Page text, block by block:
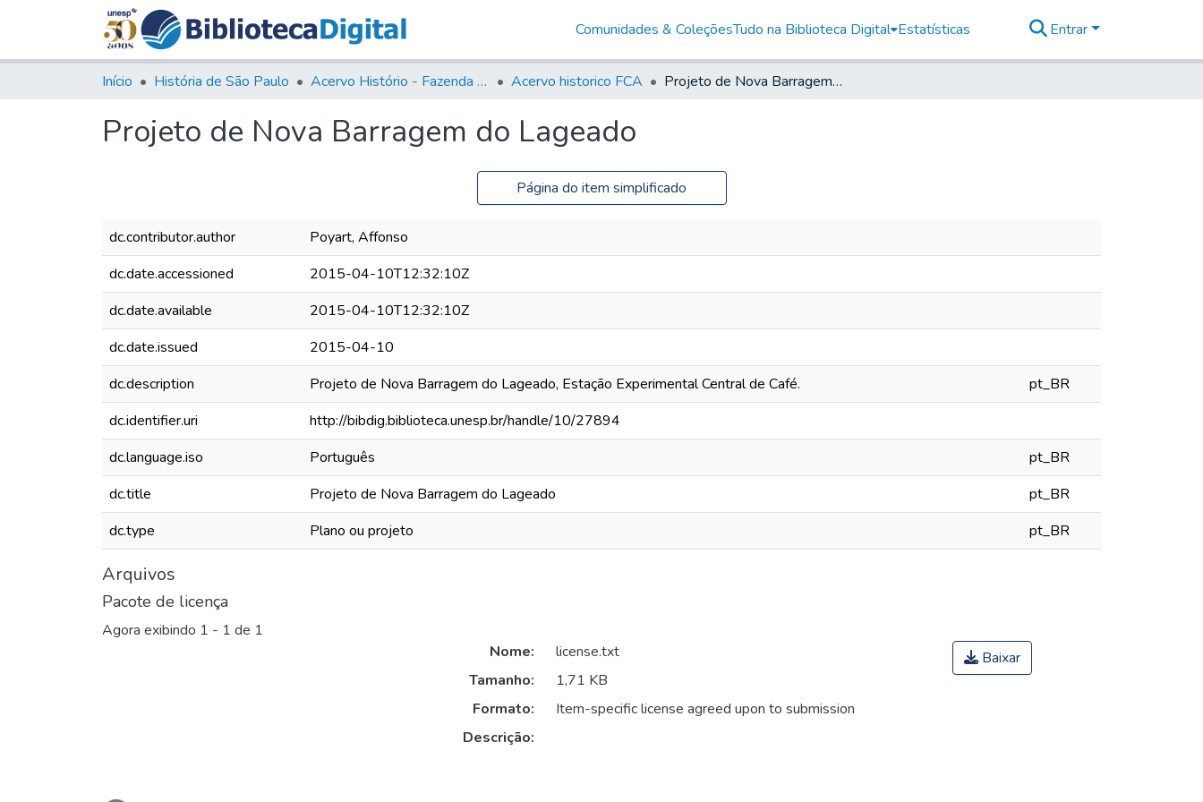
Comunidades & ColeçõesTudo na Biblioteca Digital Estatísticas Entrar
Início História de São Paulo Acervo Histório - Fazenda Lageado Acervo historico FCA Projeto de Nova Barragem do Lageado
Projeto de Nova Barragem do Lageado
Página do item simplificado
dc.contributor.author
Poyart, Affonso
dc.date.accessioned
2015-04-10T12:32:10Z
dc.date.available
2015-04-10T12:32:10Z
dc.date.issued
2015-04-10
dc.description
Projeto de Nova Barragem do Lageado, Estação Experimental Central de Café.
pt_BR
dc.identifier.uri
http://bibdig.biblioteca.unesp.br/handle/10/27894
dc.language.iso
Português
pt_BR
dc.title
Projeto de Nova Barragem do Lageado
pt_BR
dc.type
Plano ou projeto pt_BR
Arquivos
Pacote de licença
Agora exibindo 1 - 1 de 1
Nome:
license.txt
Tamanho:
1,71 KB
Formato:
Item-specific license agreed upon to submission
Descrição:
Baixar